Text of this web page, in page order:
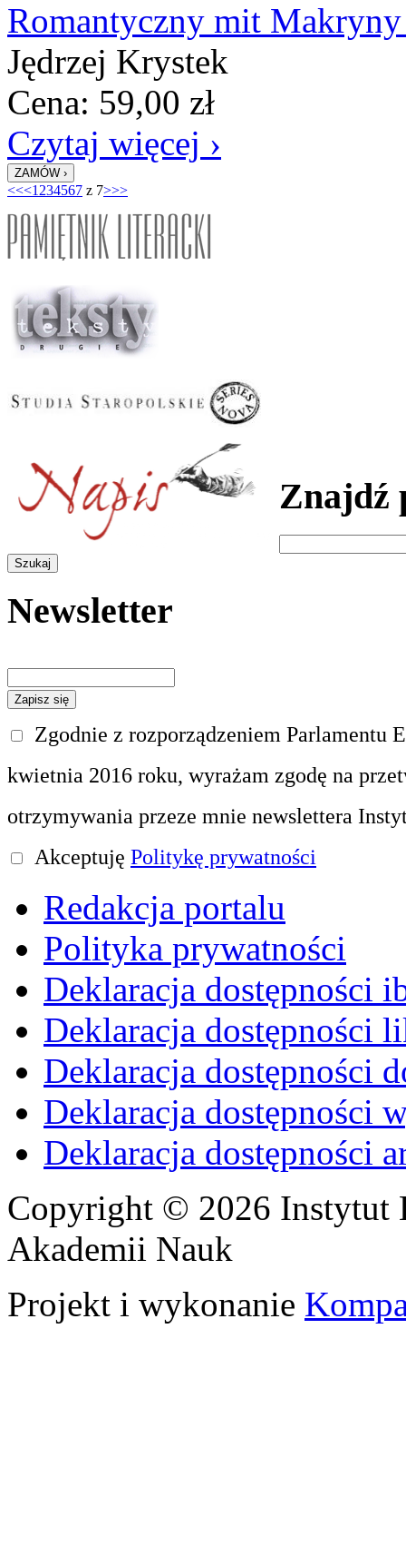
Romantyczny mit
Jędrzej Krystek
Cena: 59,00 zł
Czytaj więcej ›
<<<1 234567 z 7>>>
Znajdź
Newsletter
Zgodnie z rozporządzeniem Parlamentu
kwietnia 2016 roku, wyrażam zgodę na
otrzymywania przeze mnie newslettera
Akceptuję Politykę prywatności
Redakcja portalu
Polityka prywatności
Deklaracja dostępności
Deklaracja dostępności
Deklaracja dostępności
Deklaracja dostępności
Deklaracja dostępności
Copyright © 2026 Instytut
Akademii Nauk
Projekt i wykonanie